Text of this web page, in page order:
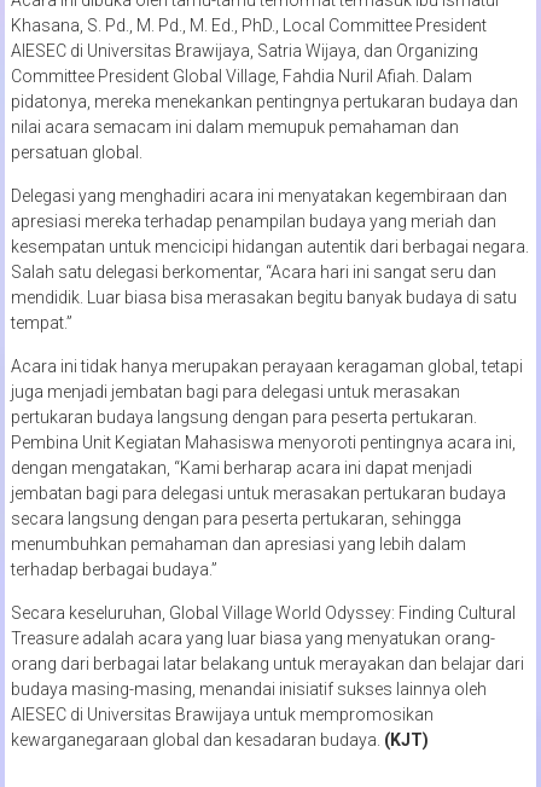
Khasana, S. Pd., M. Pd., M. Ed., PhD., Local Committee President
AIESEC di Universitas Brawijaya, Satria Wijaya, dan Organizing
Committee President Global Village, Fahdia Nuril Afiah. Dalam
pidatonya, mereka menekankan pentingnya pertukaran budaya dan
nilai acara semacam ini dalam memupuk pemahaman dan
persatuan global.
Delegasi yang menghadiri acara ini menyatakan kegembiraan dan
apresiasi mereka terhadap penampilan budaya yang meriah dan
kesempatan untuk mencicipi hidangan autentik dari berbagai negara.
Salah satu delegasi berkomentar, “Acara hari ini sangat seru dan
mendidik. Luar biasa bisa merasakan begitu banyak budaya di satu
tempat.”
Acara ini tidak hanya merupakan perayaan keragaman global, tetapi
juga menjadi jembatan bagi para delegasi untuk merasakan
pertukaran budaya langsung dengan para peserta pertukaran.
Pembina Unit Kegiatan Mahasiswa menyoroti pentingnya acara ini,
dengan mengatakan, “Kami berharap acara ini dapat menjadi
jembatan bagi para delegasi untuk merasakan pertukaran budaya
secara langsung dengan para peserta pertukaran, sehingga
menumbuhkan pemahaman dan apresiasi yang lebih dalam
terhadap berbagai budaya.”
Secara keseluruhan, Global Village World Odyssey: Finding Cultural
Treasure adalah acara yang luar biasa yang menyatukan orang-
orang dari berbagai latar belakang untuk merayakan dan belajar dari
budaya masing-masing, menandai inisiatif sukses lainnya oleh
AIESEC di Universitas Brawijaya untuk mempromosikan
kewarganegaraan global dan kesadaran budaya. (KJT)